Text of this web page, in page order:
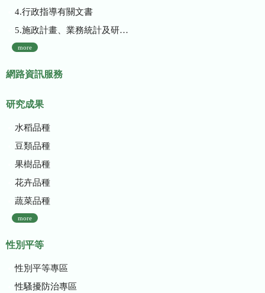
4.行政指導有關文書
5.施政計畫、業務統計及研究報告
more
網路資訊服務
研究成果
水稻品種
豆類品種
果樹品種
花卉品種
蔬菜品種
more
性別平等
性別平等專區
性騷擾防治專區